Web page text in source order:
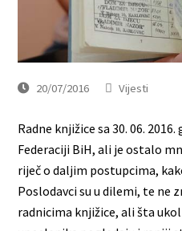
20/07/2016 Vijesti
Radne knjižice sa 30. 06.
Federaciji BiH, ali je ostalo
riječ o daljim postupcima,
Poslodavci su u dilemi, te ne
radnicima knjižice, ali šta